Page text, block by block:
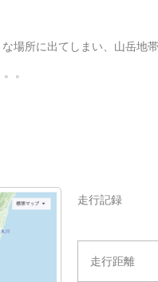
場所に出てしまい、山岳地
。
走行記録
走行距離